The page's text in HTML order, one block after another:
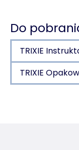
Do
TRIXIE
TRIXIE